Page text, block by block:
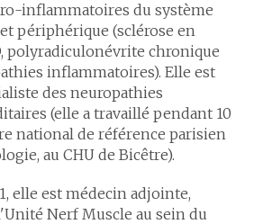
inflammatoires du système
périphérique (sclérose en
polyradiculonévrite chronique
inflammatoires). Elle est
des neuropathies
(elle a travaillé pendant 10
national de référence parisien
au CHU de Bicêtre).
elle est médecin adjointe,
Nerf Muscle au sein du